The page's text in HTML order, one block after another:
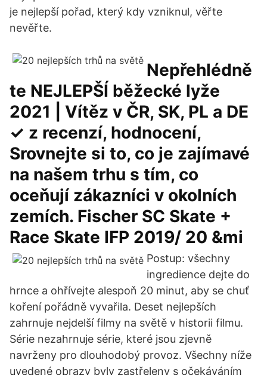
je nejlepší pořad, který kdy vzniknul, věřte
nevěřte.
Nepřehlédně
te NEJLEPŠÍ běžecké lyže
2021 | Vítěz v ČR, SK, PL a DE
✓ z recenzí, hodnocení,
Srovnejte si to, co je zajímavé
na našem trhu s tím, co
oceňují zákazníci v okolních
zemích. Fischer SC Skate +
Race Skate IFP 2019/ 20 &mi
Postup: všechny
ingredience dejte do
hrnce a ohřívejte alespoň 20 minut, aby se chuť
koření pořádně vyvařila. Deset nejlepších
zahrnuje nejdelší filmy na světě v historii filmu.
Série nezahrnuje série, které jsou zjevně
navrženy pro dlouhodobý provoz. Všechny níže
uvedené obrazy byly zastřeleny s očekáváním